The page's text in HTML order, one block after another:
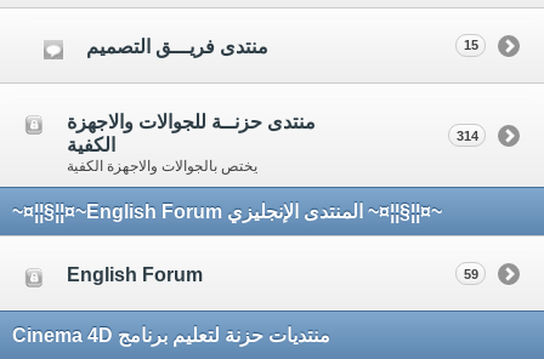
منتدى فريـــق التصميم 15
منتدى حزنــة للجوالات والاجهزة
الكفية
يختص بالجوالات والاجهزة الكفية
314
~¤¦¦§¦¦¤~ المنتدى الإنجليزي English Forum~¤¦¦§¦¦¤~
English Forum 59
منتديات حزنة لتعليم برنامج Cinema 4D